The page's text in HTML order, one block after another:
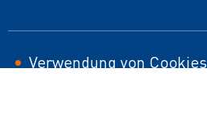
Footer
Verwendung von Cookies